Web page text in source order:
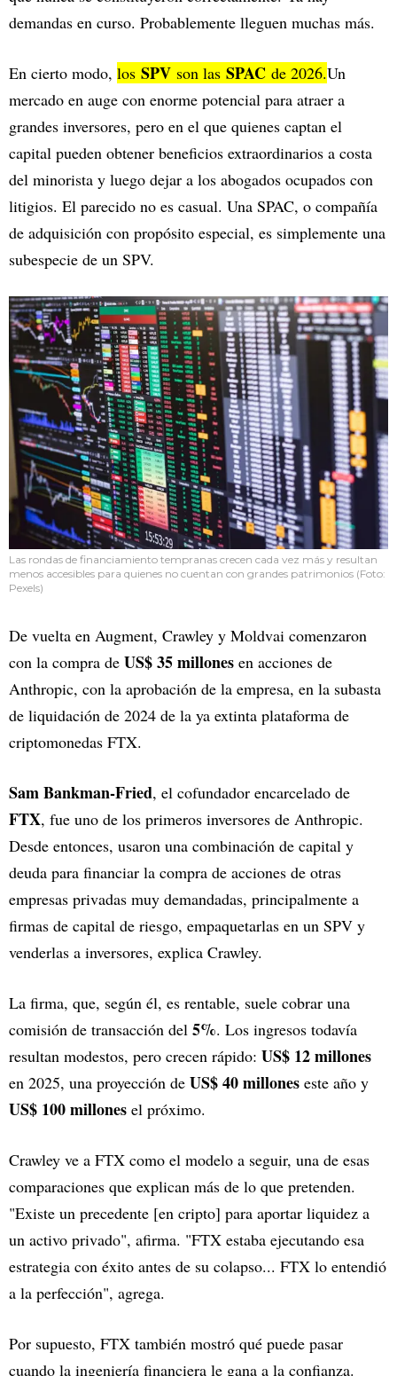
demandas en curso. Probablemente lleguen muchas más.
En cierto modo, los SPV son las SPAC de 2026.Un
mercado en auge con enorme potencial para atraer a
grandes inversores, pero en el que quienes captan el
capital pueden obtener beneficios extraordinarios a costa
del minorista y luego dejar a los abogados ocupados con
litigios. El parecido no es casual. Una SPAC, o compañía
de adquisición con propósito especial, es simplemente una
subespecie de un SPV.
Las rondas de financiamiento tempranas crecen cada vez más y resultan
menos accesibles para quienes no cuentan con grandes patrimonios (Foto:
Pexels)
De vuelta en Augment, Crawley y Moldvai comenzaron
con la compra de US$ 35 millones en acciones de
Anthropic, con la aprobación de la empresa, en la subasta
de liquidación de 2024 de la ya extinta plataforma de
criptomonedas FTX.
Sam Bankman-Fried, el cofundador encarcelado de
FTX, fue uno de los primeros inversores de Anthropic.
Desde entonces, usaron una combinación de capital y
deuda para financiar la compra de acciones de otras
empresas privadas muy demandadas, principalmente a
firmas de capital de riesgo, empaquetarlas en un SPV y
venderlas a inversores, explica Crawley.
La firma, que, según él, es rentable, suele cobrar una
comisión de transacción del 5%. Los ingresos todavía
resultan modestos, pero crecen rápido: US$ 12 millones
en 2025, una proyección de US$ 40 millones este año y
US$ 100 millones el próximo.
Crawley ve a FTX como el modelo a seguir, una de esas
comparaciones que explican más de lo que pretenden.
"Existe un precedente [en cripto] para aportar liquidez a
un activo privado", afirma. "FTX estaba ejecutando esa
estrategia con éxito antes de su colapso... FTX lo entendió
a la perfección", agrega.
Por supuesto, FTX también mostró qué puede pasar
cuando la ingeniería financiera le gana a la confianza.